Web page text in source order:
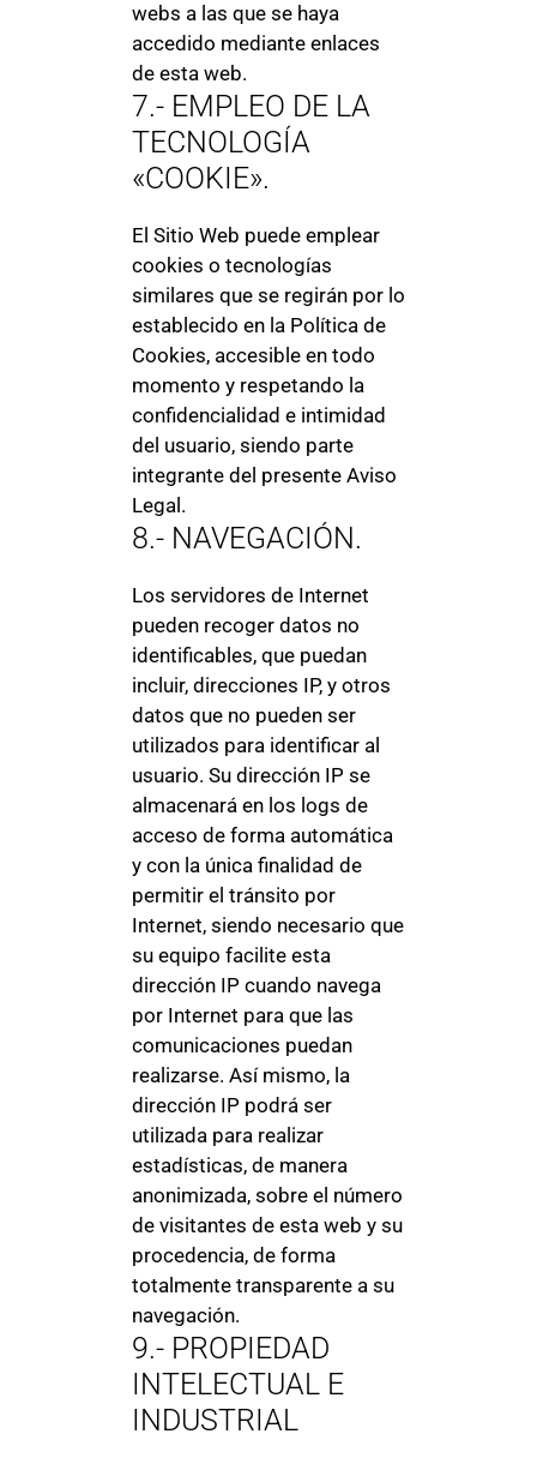
webs a las que se haya
accedido mediante enlaces
de esta web.
7.- EMPLEO DE LA
TECNOLOGÍA
«COOKIE».
El Sitio Web puede emplear
cookies o tecnologías
similares que se regirán por lo
establecido en la Política de
Cookies, accesible en todo
momento y respetando la
confidencialidad e intimidad
del usuario, siendo parte
integrante del presente Aviso
Legal.
8.- NAVEGACIÓN.
Los servidores de Internet
pueden recoger datos no
identificables, que puedan
incluir, direcciones IP, y otros
datos que no pueden ser
utilizados para identificar al
usuario. Su dirección IP se
almacenará en los logs de
acceso de forma automática
y con la única finalidad de
permitir el tránsito por
Internet, siendo necesario que
su equipo facilite esta
dirección IP cuando navega
por Internet para que las
comunicaciones puedan
realizarse. Así mismo, la
dirección IP podrá ser
utilizada para realizar
estadísticas, de manera
anonimizada, sobre el número
de visitantes de esta web y su
procedencia, de forma
totalmente transparente a su
navegación.
9.- PROPIEDAD
INTELECTUAL E
INDUSTRIAL